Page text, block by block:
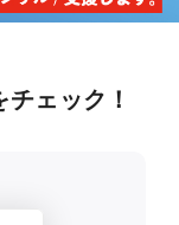
ェック！